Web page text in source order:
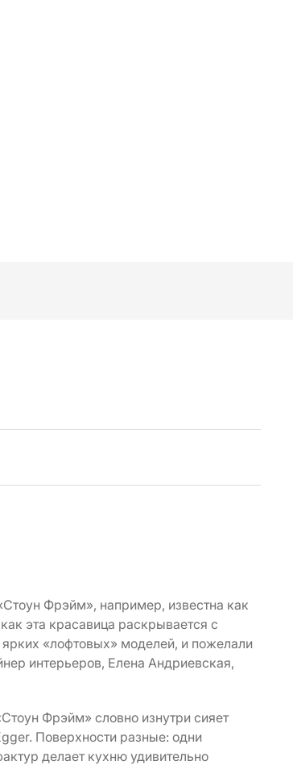
Фрэйм», например, известна как
эта красавица раскрывается с
«лофтовых» моделей, и пожелали
интерьеров, Елена Андриевская,
Фрэйм» словно изнутри сияет
Поверхности разные: одни
делает кухню удивительно